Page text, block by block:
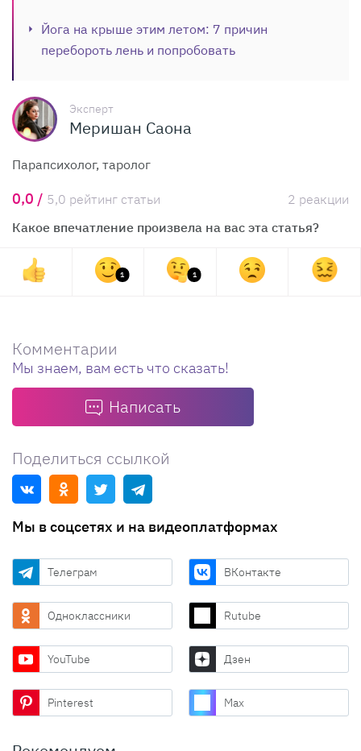
Йога на крыше этим летом: 7 причин
перебороть лень и попробовать
Эксперт
Меришан Саона
Парапсихолог, таролог
0,0 / 5,0 рейтинг статьи
2 реакции
Какое впечатление произвела на вас эта статья?
1 1
Комментарии
Мы знаем, вам есть что сказать!
Написать
Поделиться ссылкой
Мы в соцсетях и на видеоплатформах
Телеграм ВКонтакте
Одноклассники Rutube
YouTube Дзен
Pinterest Max